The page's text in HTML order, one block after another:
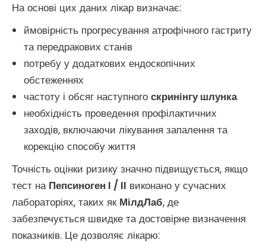
На основі цих даних лікар визначає:
ймовірність прогресування атрофічного гастриту
та передракових станів
потребу у додаткових ендоскопічних
обстеженнях
частоту і обсяг наступного скринінгу шлунка
необхідність проведення профілактичних
заходів, включаючи лікування запалення та
корекцію способу життя
Точність оцінки ризику значно підвищується, якщо
тест на Пепсиноген I / II виконано у сучасних
лабораторіях, таких як МілдЛаб, де
забезпечується швидке та достовірне визначення
показників. Це дозволяє лікарю: